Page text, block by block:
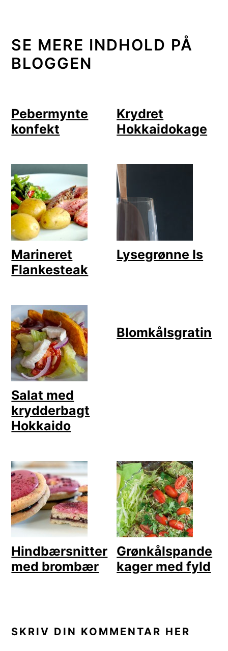
SE MERE INDHOLD PÅ
BLOGGEN
Pebermynte
konfekt
Krydret
Hokkaidokage
Marineret
Flankesteak
Lysegrønne Is
Salat med
krydderbagt
Hokkaido
Blomkålsgratin
Hindbærsnitter
med brombær
Grønkålspande
kager med fyld
SKRIV DIN KOMMENTAR HER